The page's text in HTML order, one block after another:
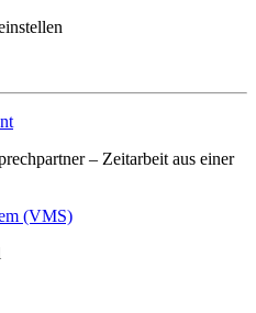
– Zeitarbeit aus einer
(VMS)